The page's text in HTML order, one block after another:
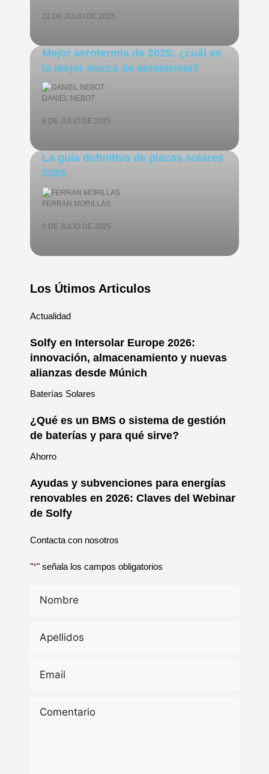
22 DE JULIO DE 2025
Mejor aerotermia de 2025: ¿cuál es
la mejor marca de aerotermia?
DANIEL NEBOT
8 DE JULIO DE 2025
La guía definitiva de placas solares
2026
FERRAN MORILLAS
5 DE JULIO DE 2025
Los Útimos Articulos
Actualidad
Solfy en Intersolar Europe 2026:
innovación, almacenamiento y nuevas
alianzas desde Múnich
Baterías Solares
¿Qué es un BMS o sistema de gestión
de baterías y para qué sirve?
Ahorro
Ayudas y subvenciones para energías
renovables en 2026: Claves del Webinar
de Solfy
Contacta con nosotros
"*" señala los campos obligatorios